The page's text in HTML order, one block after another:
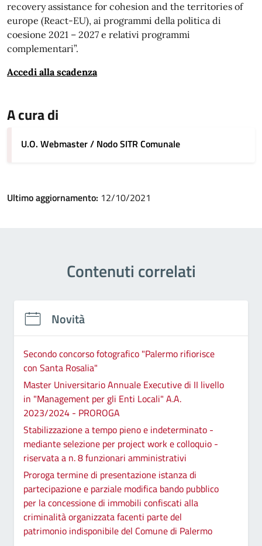
recovery assistance for cohesion and the territories of
europe (React-EU), ai programmi della politica di
coesione 2021 – 2027 e relativi programmi
complementari”.
Accedi alla scadenza
A cura di
U.O. Webmaster / Nodo SITR Comunale
Ultimo aggiornamento: 12/10/2021
Contenuti correlati
Novità
Secondo concorso fotografico "Palermo rifiorisce
con Santa Rosalia"
Master Universitario Annuale Executive di II livello
in "Management per gli Enti Locali" A.A.
2023/2024 - PROROGA
Stabilizzazione a tempo pieno e indeterminato -
mediante selezione per project work e colloquio -
riservata a n. 8 funzionari amministrativi
Proroga termine di presentazione istanza di
partecipazione e parziale modifica bando pubblico
per la concessione di immobili confiscati alla
criminalità organizzata facenti parte del
patrimonio indisponibile del Comune di Palermo